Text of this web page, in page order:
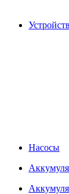
Насосы